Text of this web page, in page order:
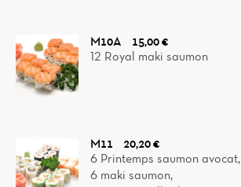
M10A
15,00 €
12 Royal maki saumon
M11
20,20 €
6 Printemps saumon avocat,
6 maki saumon,